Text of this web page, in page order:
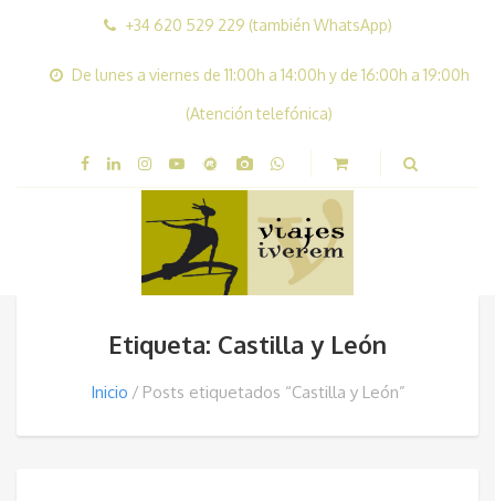
+34 620 529 229 (también WhatsApp)
De lunes a viernes de 11:00h a 14:00h y de 16:00h a 19:00h
(Atención telefónica)
Etiqueta: Castilla y León
Inicio Posts etiquetados “Castilla y León”